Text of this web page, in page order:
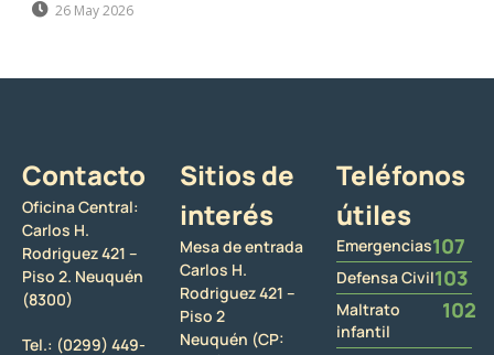
26 May 2026
Contacto
Oficina Central:
Carlos H.
Rodriguez 421 –
Piso 2. Neuquén
(8300)
Tel.: (0299) 449-
Sitios de
interés
Mesa de entrada
Carlos H.
Rodriguez 421 –
Piso 2
Neuquén (CP:
Teléfonos
útiles
Emergencias107
Defensa Civil103
Maltrato
infantil
102